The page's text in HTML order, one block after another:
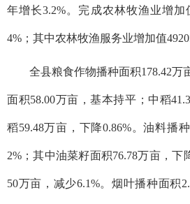
年增长3.2%。完成农林牧渔业增加
4%；其中农林牧渔服务业增加值
全县粮食作物播种面积178.42万
面积58.00万亩，基本持平；中稻
稻59.48万亩，下降0.86%。油料播
2%；其中油菜籽面积76.78万亩，下
50万亩，减少6.1%。烟叶播种面积